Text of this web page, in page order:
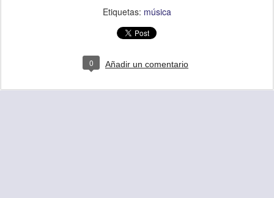
Etiquetas: música
0 Añadir un comentario